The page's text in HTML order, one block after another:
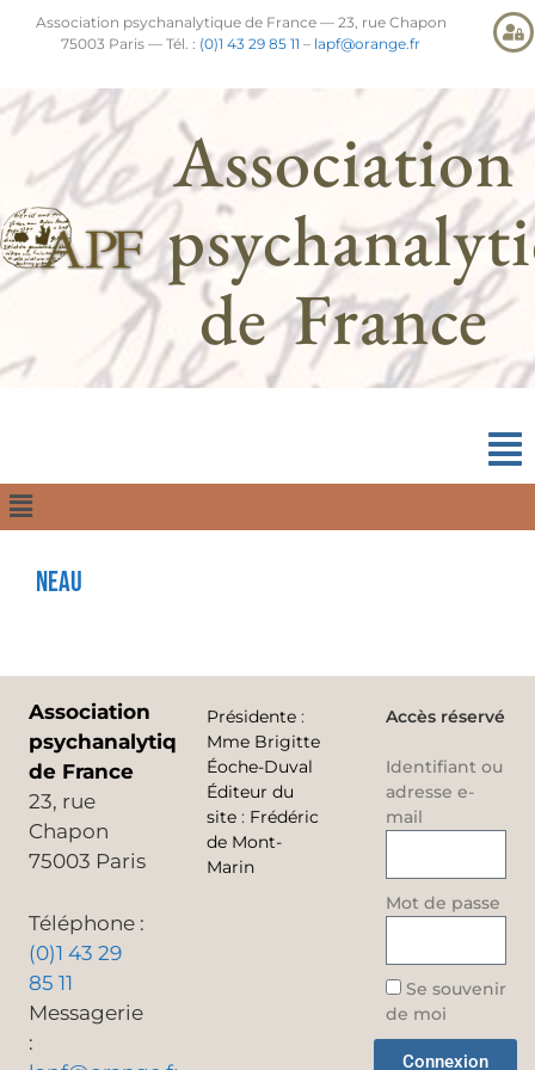
Association psychanalytique de France — 23, rue Chapon
75003 Paris — Tél. : (0)1 43 29 85 11 – lapf@orange.fr
Association
de France
Neau
Association
psychanalytique
de France
23, rue
Chapon
75003 Paris
Téléphone :
(0)1 43 29
85 11
Messagerie
:
Présidente :
Mme Brigitte
Éoche-Duval
Éditeur du
site : Frédéric
de Mont-
Marin
Accès réservé
Identifiant ou
adresse e-
mail
Mot de passe
Se souvenir
de moi
Connexion